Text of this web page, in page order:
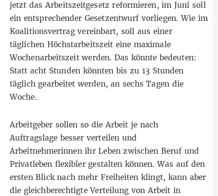
jetzt das Arbeitszeitgesetz reformieren, im Juni soll
ein entsprechender Gesetzentwurf vorliegen. Wie im
Koalitionsvertrag vereinbart, soll aus einer
täglichen Höchstarbeitszeit eine maximale
Wochenarbeitszeit werden. Das könnte bedeuten:
Statt acht Stunden könnten bis zu 13 Stunden
täglich gearbeitet werden, an sechs Tagen die
Woche.
Arbeitgeber sollen so die Arbeit je nach
Auftragslage besser verteilen und
Arbeitnehmerinnen ihr Leben zwischen Beruf und
Privatleben flexibler gestalten können. Was auf den
ersten Blick nach mehr Freiheiten klingt, kann aber
die gleichberechtigte Verteilung von Arbeit in